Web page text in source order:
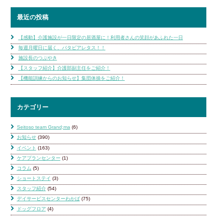
最近の投稿
【感動】介護施設が一日限定の居酒屋に！利用者さんの笑顔があふれた一日
毎週月曜日に届く、バタビアレタス！！
施設長のつぶやき
【スタッフ紹介】介護部副主任をご紹介！
【機能訓練からのお知らせ】集団体操をご紹介！
カテゴリー
Seitoso team Grand;ma(6)
お知らせ(390)
イベント (163)
ケアプランセンター (1)
コラム (5)
ショートステイ (3)
スタッフ紹介(54)
デイサービスセンターわかば(75)
ドッグフロア (4)